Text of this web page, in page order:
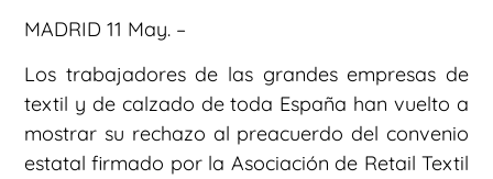
MADRID 11 May. –
Los trabajadores de las grandes empresas de
textil y de calzado de toda España han vuelto a
mostrar su rechazo al preacuerdo del convenio
estatal firmado por la Asociación de Retail Textil